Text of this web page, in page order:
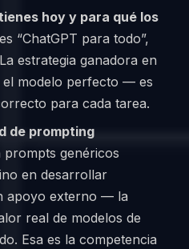
hoy y para qué los
“ChatGPT para todo”,
estrategia ganadora en
modelo perfecto — es
para cada tarea.
de prompting
prompts genéricos
en desarrollar
apoyo externo — la
real de modelos de
Esa es la competencia